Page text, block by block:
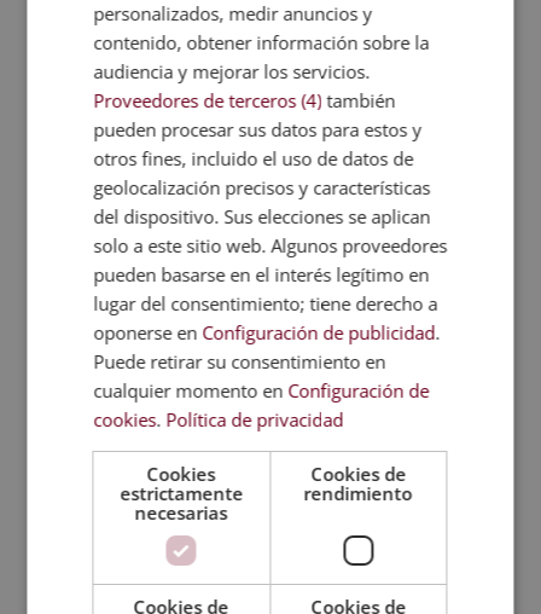
RELACIONADAS
Máster en Valoración del Daño Corporal
Derivado de Accidentes de Tráfico + Perito
2.380,00€ El
precio
595,00€El
personalizados, medir anuncios y
contenido, obtener información sobre la
audiencia y mejorar los servicios.
Proveedores de terceros (4) también
pueden procesar sus datos para estos y
otros fines, incluido el uso de datos de
geolocalización precisos y características
del dispositivo. Sus elecciones se aplican
solo a este sitio web. Algunos proveedores
pueden basarse en el interés legítimo en
lugar del consentimiento; tiene derecho a
oponerse en Configuración de publicidad.
Puede retirar su consentimiento en
cualquier momento en Configuración de
cookies. Política de privacidad
Cookies
estrictamente
necesarias
Cookies de
rendimiento
Cookies de
Cookies de